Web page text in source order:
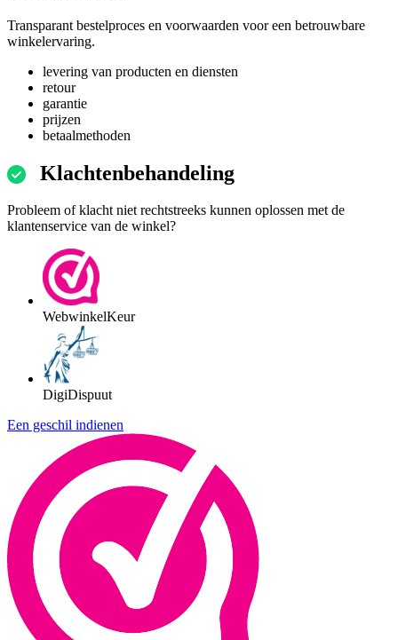
Transparant bestelproces en voorwaarden voor een betrouwbare
winkelervaring.
levering van producten en diensten
retour
garantie
prijzen
betaalmethoden
Klachtenbehandeling
Probleem of klacht niet rechtstreeks kunnen oplossen met de
klantenservice van de winkel?
WebwinkelKeur
DigiDispuut
Een geschil indienen